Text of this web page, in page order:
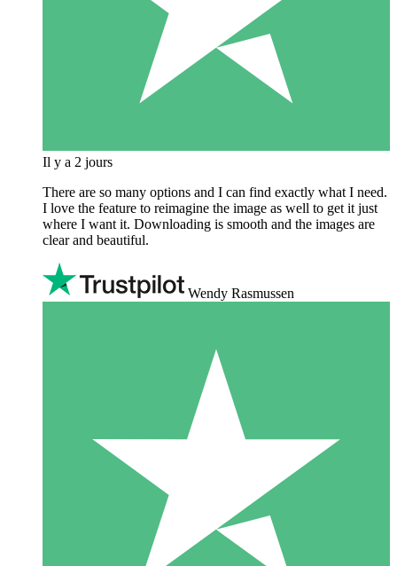
Il y a 2 jours
There are so many options and I can find exactly what I need.
I love the feature to reimagine the image as well to get it just
where I want it. Downloading is smooth and the images are
clear and beautiful.
Wendy Rasmussen